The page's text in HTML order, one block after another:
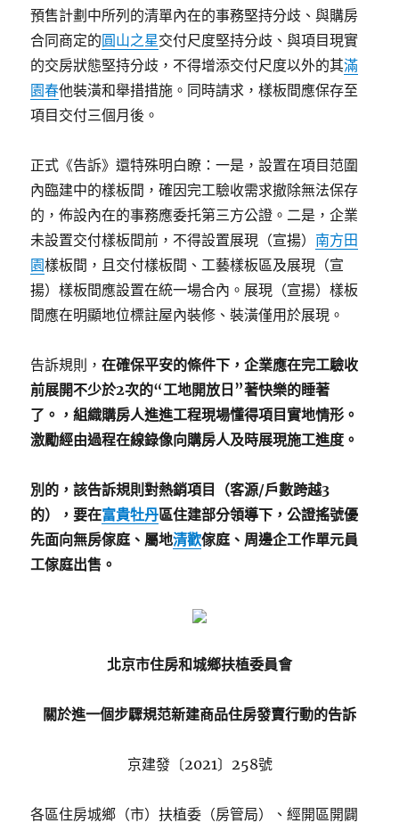
預售計劃中所列的清單內在的事務堅持分歧、與購房
合同商定的圓山之星交付尺度堅持分歧、與項目現實
的交房狀態堅持分歧，不得增添交付尺度以外的其滿
園春他裝潢和舉措措施。同時請求，樣板間應保存至
項目交付三個月後。
正式《告訴》還特殊明白瞭：一是，設置在項目范圍
內臨建中的樣板間，確因完工驗收需求撤除無法保存
的，佈設內在的事務應委托第三方公證。二是，企業
未設置交付樣板間前，不得設置展現（宣揚） 南方田
園樣板間，且交付樣板間、工藝樣板區及展現（宣
揚）樣板間應設置在統一場合內。展現（宣揚）樣板
間應在明顯地位標註屋內裝修、裝潢僅用於展現。
告訴規則，在確保平安的條件下，企業應在完工驗收
前展開不少於2次的“工地開放日”著快樂的睡著
了。，組織購房人進進工程現場懂得項目實地情形。
激勵經由過程在線錄像向購房人及時展現施工進度。
別的，該告訴規則對熱銷項目（客源/戶數跨越3
的），要在富貴牡丹區住建部分領導下，公證搖號優
先面向無房傢庭、屬地清歡傢庭、周邊企工作單元員
工傢庭出售。
北京市住房和城鄉扶植委員會
關於進一個步驟規范新建商品住房發賣行動的告訴
京建發〔2021〕258號
各區住房城鄉（市）扶植委（房管局）、經開區開闢